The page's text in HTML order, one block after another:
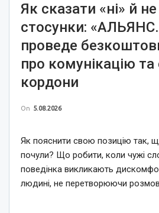
Як сказати «ні» й
стосунки:
проведе
про комунікацію та
кордони
On 5.08.2026
Як пояснити свою позицію так,
почули? Що робити, коли чужі
поведінка викликають
людині, не перетворюючи